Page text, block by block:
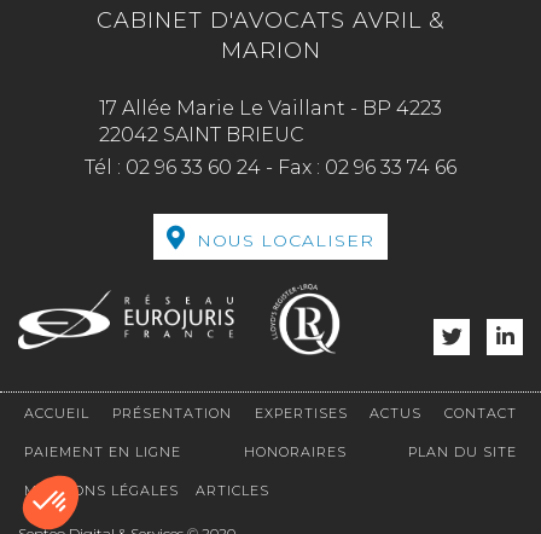
CABINET D'AVOCATS AVRIL &
MARION
17 Allée Marie Le Vaillant - BP 4223
22042 SAINT BRIEUC
Tél : 02 96 33 60 24 - Fax : 02 96 33 74 66
NOUS LOCALISER
ACCUEIL PRÉSENTATION EXPERTISES ACTUS CONTACT
PAIEMENT EN LIGNE HONORAIRES PLAN DU SITE
MENTIONS LÉGALES ARTICLES